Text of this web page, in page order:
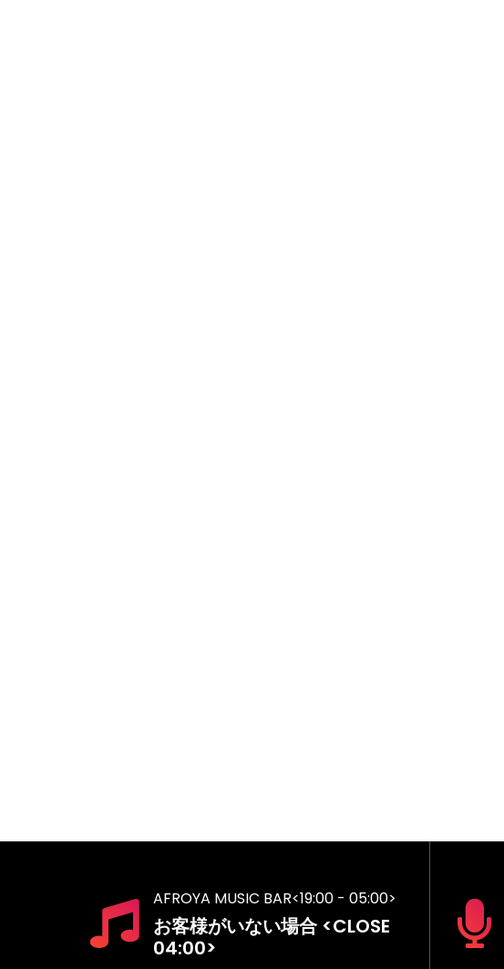
AFROYA MUSIC BAR<19:00 - 05:00>
お客様がいない場合 <CLOSE
04:00>